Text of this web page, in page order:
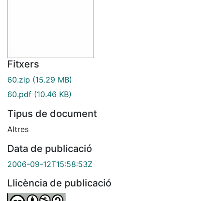
Fitxers
60.zip (15.29 MB)
60.pdf (10.46 KB)
Tipus de document
Altres
Data de publicació
2006-09-12T15:58:53Z
Llicència de publicació